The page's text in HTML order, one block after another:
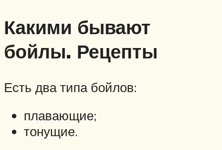
Какими бывают
бойлы. Рецепты
Есть два типа бойлов:
плавающие;
тонущие.